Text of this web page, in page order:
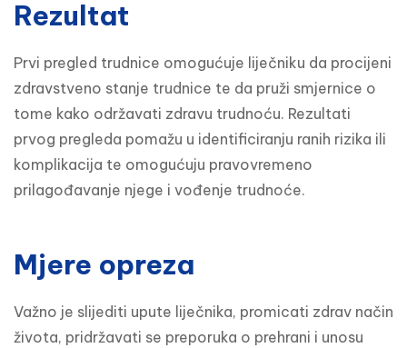
Rezultat
Prvi pregled trudnice omogućuje liječniku da procijeni
zdravstveno stanje trudnice te da pruži smjernice o
tome kako održavati zdravu trudnoću. Rezultati
prvog pregleda pomažu u identificiranju ranih rizika ili
komplikacija te omogućuju pravovremeno
prilagođavanje njege i vođenje trudnoće.
Mjere opreza
Važno je slijediti upute liječnika, promicati zdrav način
života, pridržavati se preporuka o prehrani i unosu